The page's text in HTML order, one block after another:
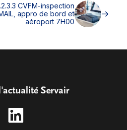
CVFM-inspection
appro de bord et
aéroport 7H00
Servair